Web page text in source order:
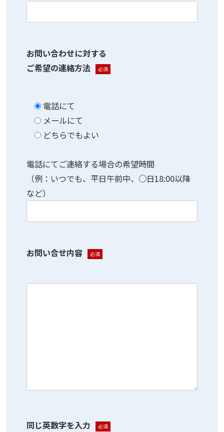
お問い合わせに対する
ご希望の連絡方法
必須
電話にて
メールにて
どちらでもよい
電話にてご連絡する場合の希望時間
（例：いつでも、平日午前中、○日18:00以降
など）
お問い合せ内容 必須
同じ英数字を入力 必須